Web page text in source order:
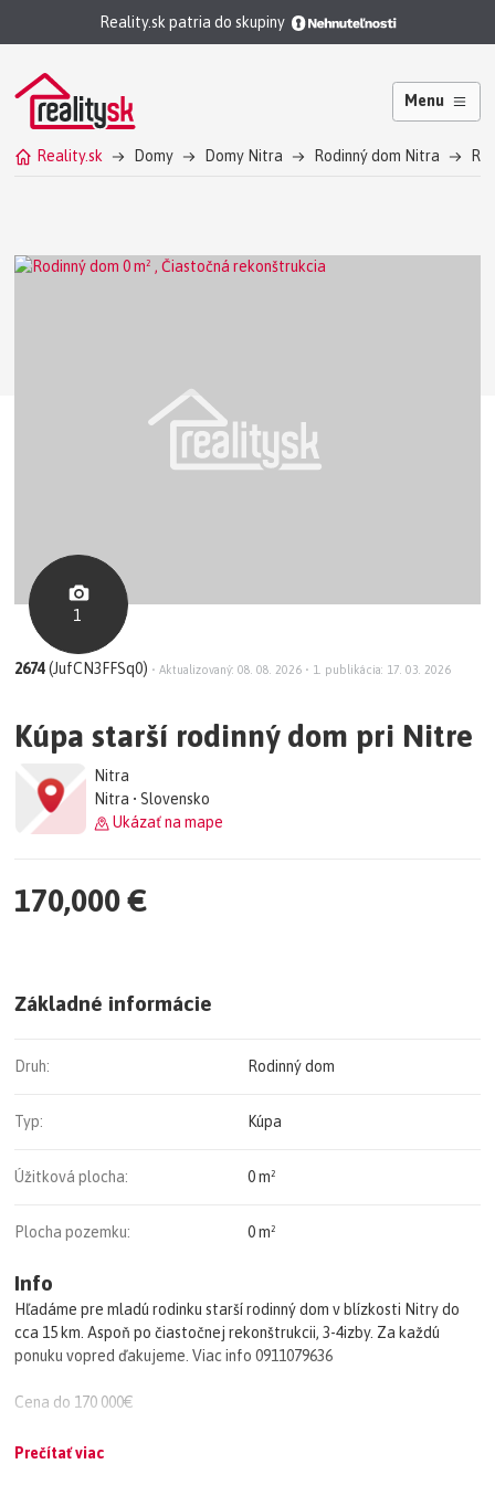
Reality.sk patria do skupiny
Menu
Reality.sk Domy Domy Nitra Rodinný dom Nitra
1
2674(JufCN3FFSq0) • Aktualizovaný: 08. 08. 2026 • 1. publikácia: 17. 03. 2026
Kúpa starší rodinný dom pri Nitre
Nitra
Nitra • Slovensko
Ukázať na mape
170,000 €
Základné informácie
Druh: Rodinný dom
Typ: Kúpa
Úžitková plocha: 0 m²
Plocha pozemku: 0 m²
Info
Hľadáme pre mladú rodinku starší rodinný dom v blízkosti Nitry do
cca 15 km. Aspoň po čiastočnej rekonštrukcii, 3-4izby. Za každú
ponuku vopred ďakujeme. Viac info 0911079636
Cena do 170 000€
Viac informácii Vám radi poskytneme na tel. č.0911 079 636 alebo
Prečítať viac